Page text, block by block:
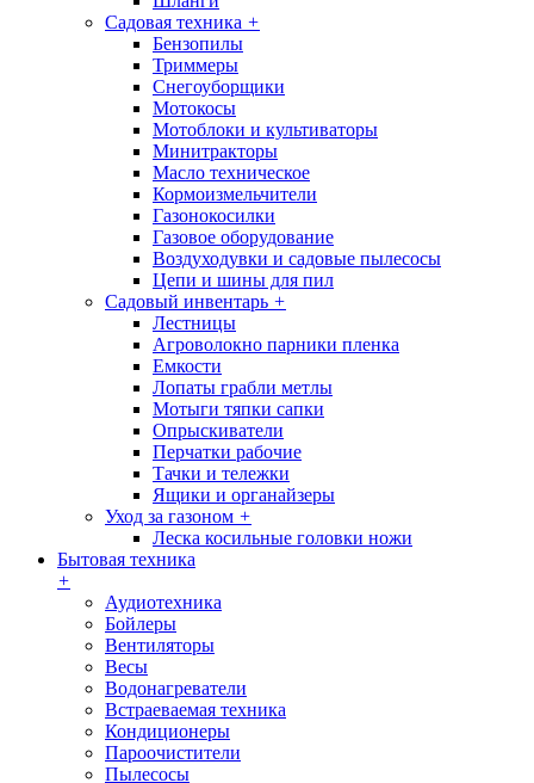
Садовая техника +
Бензопилы
Триммеры
Снегоуборщики
Мотокосы
Мотоблоки и культиваторы
Минитракторы
Масло техническое
Кормоизмельчители
Газонокосилки
Газовое оборудование
Воздуходувки и садовые пылесосы
Цепи и шины для пил
Садовый инвентарь +
Лестницы
Агроволокно парники пленка
Емкости
Лопаты грабли метлы
Мотыги тяпки сапки
Опрыскиватели
Перчатки рабочие
Тачки и тележки
Ящики и органайзеры
Уход за газоном +
Леска косильные головки ножи
Бытовая техника
+
Аудиотехника
Бойлеры
Вентиляторы
Весы
Водонагреватели
Встраеваемая техника
Кондиционеры
Пароочистители
Пылесосы